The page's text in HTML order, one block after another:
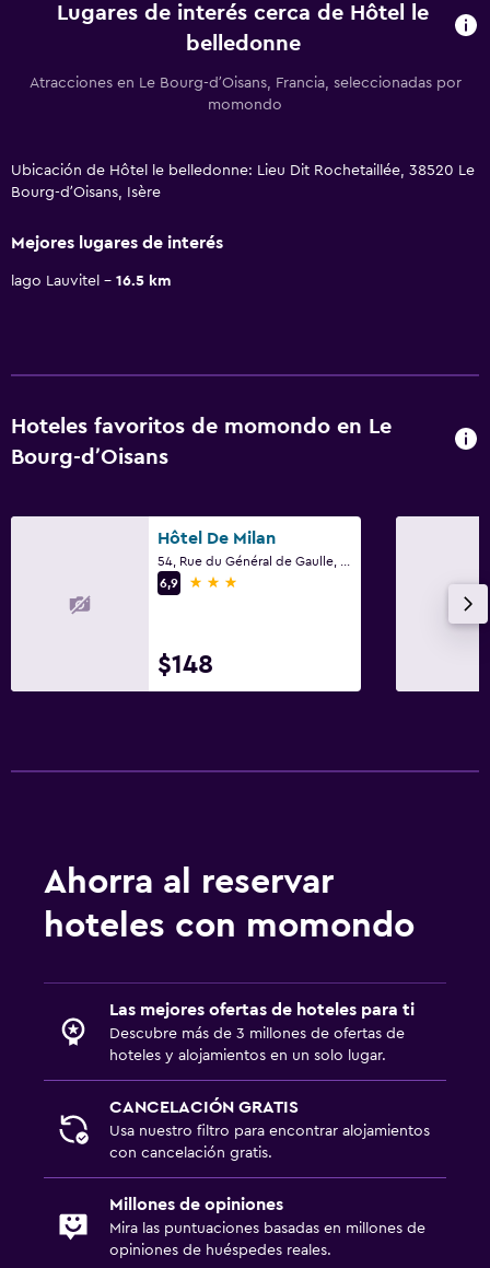
Lugares de interés cerca de Hôtel le
belledonne
Atracciones en Le Bourg-dʼOisans, Francia, seleccionadas por
momondo
Ubicación de Hôtel le belledonne: Lieu Dit Rochetaillée, 38520 Le
Bourg-dʼOisans, Isère
Mejores lugares de interés
lago Lauvitel 16.5 km
Hoteles favoritos de momondo en Le
Bourg-dʼOisans
Hôtel De Milan
6,9
3 estrellas
$148
Ahorra al reservar
hoteles con momondo
Las mejores ofertas de hoteles para ti
Descubre más de 3 millones de ofertas de
hoteles y alojamientos en un solo lugar.
CANCELACIÓN GRATIS
Usa nuestro filtro para encontrar alojamientos
con cancelación gratis.
Millones de opiniones
Mira las puntuaciones basadas en millones de
opiniones de huéspedes reales.